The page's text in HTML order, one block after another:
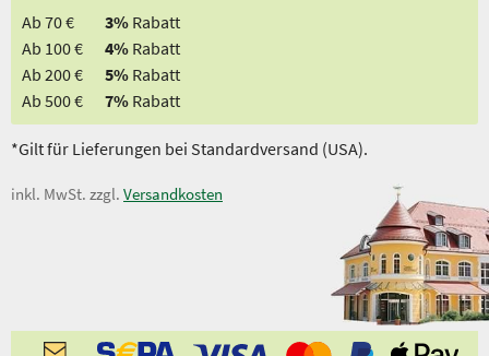
Ab 70 €
3% Rabatt
Ab 100 €
4% Rabatt
Ab 200 €
5% Rabatt
Ab 500 €
7% Rabatt
*Gilt für Lieferungen bei Standardversand (USA).
inkl. MwSt. zzgl. Versandkosten